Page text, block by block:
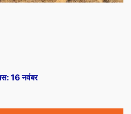
16 नवंबर